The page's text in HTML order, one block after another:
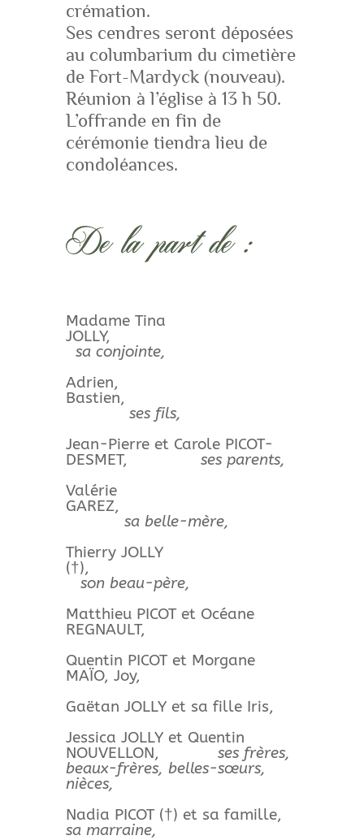
crémation.
Ses cendres seront déposées
au columbarium du cimetière
de Fort-Mardyck (nouveau).
Réunion à l’église à 13 h 50.
L’offrande en fin de
cérémonie tiendra lieu de
condoléances.
De la part de :
Madame Tina
JOLLY,
sa conjointe,
Adrien,
Bastien,
ses fils,
Jean-Pierre et Carole PICOT-
DESMET, ses parents,
Valérie
GAREZ,
sa belle-mère,
Thierry JOLLY
(†),
son beau-père,
Matthieu PICOT et Océane
REGNAULT,
Quentin PICOT et Morgane
MAÏO, Joy,
Gaëtan JOLLY et sa fille Iris,
Jessica JOLLY et Quentin
NOUVELLON, ses frères,
beaux-frères, belles-sœurs,
nièces,
Nadia PICOT (†) et sa famille,
sa marraine,